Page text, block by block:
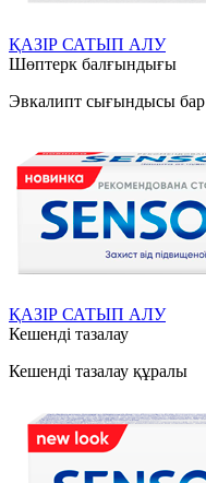
ҚАЗІР САТЫП АЛУ
Шөптерк балғындығы
Эвкалипт сығындысы бар
ҚАЗІР САТЫП АЛУ
Кешенді тазалау
Кешенді тазалау құралы